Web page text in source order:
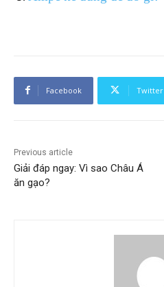
Facebook Twitter
Previous article
Giải đáp ngay: Vì sao Châu Á
ăn gạo?